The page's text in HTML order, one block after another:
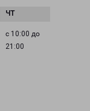
с 10:00 до
21:00